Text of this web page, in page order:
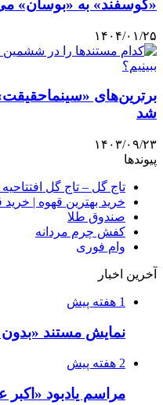
«گوسفند» به «بوسان»
۱۴۰۴/۰۱/۲۵
برترین‌های
شد
۱۴۰۳/۰۹/۲۳
پیوندها
تاج گل – تاج گل
خرید بهترین قهوه |
صندوق طلا
کفش چرم مردانه
وام فوری
آخرین اخبار
1 هفته پیش
نمایش مستند «بدون
2 هفته پیش
مراسم یادبود «اکبر